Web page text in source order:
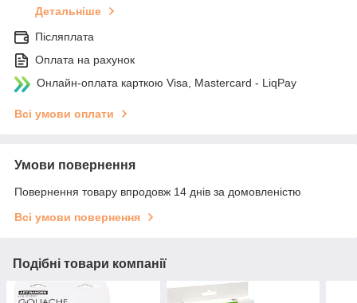
Детальніше
Післяплата
Оплата на рахунок
Онлайн-оплата карткою Visa, Mastercard - LiqPay
Всі умови оплати
Умови повернення
Повернення товару впродовж 14 днів за домовленістю
Всі умови повернення
Подібні товари компанії